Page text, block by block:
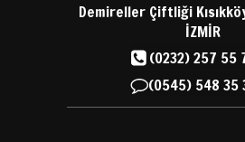
Demireller Çiftliği
İZMİR
(0232) 257 55
(0545) 548 35